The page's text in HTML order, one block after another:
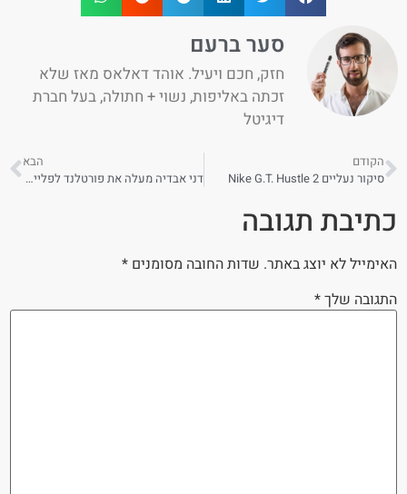
סער ברעם
חזק, חכם ויעיל. אוהד דאלאס מאז שלא
זכתה באליפות, נשוי + חתולה, בעל חברת
דיגיטל
הקודם
סיקור נעליים Nike G.T. Hustle 2
הבא
דני אבדיה מעלה את פורטלנד לפלייאוף
כתיבת תגובה
האימייל לא יוצג באתר. שדות החובה מסומנים *
התגובה שלך*